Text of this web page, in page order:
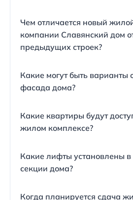
отведена под коммерческие
выходят на "красную линию".
Чем отличается новый
компании Славянский дом
предыдущих строек?
"Стандарт" и отличается от
компанией Славянский дом
витражного остекления.
Какие могут быть варианты
фасада дома?
кирпичом бежевых и
предыдущих домов компании
Какие квартиры будут
жилом комплексе?
39.43 кв.м.), однокомнатные
двухкомнатные (65.28 - 65.30
кв.м.
Какие лифты установлены
секции дома?
Когда планируется сдача